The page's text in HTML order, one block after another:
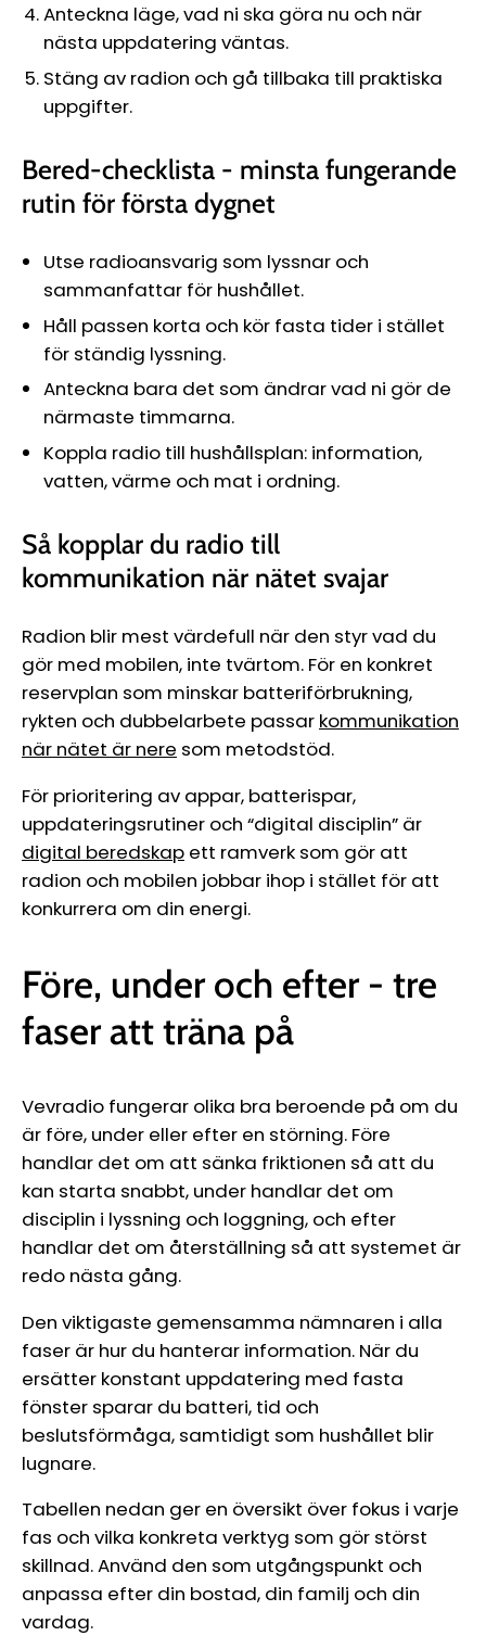
Anteckna läge, vad ni ska göra nu och när
nästa uppdatering väntas.
Stäng av radion och gå tillbaka till praktiska
uppgifter.
Bered-checklista - minsta fungerande
rutin för första dygnet
Utse radioansvarig som lyssnar och
sammanfattar för hushållet.
Håll passen korta och kör fasta tider i stället
för ständig lyssning.
Anteckna bara det som ändrar vad ni gör de
närmaste timmarna.
Koppla radio till hushållsplan: information,
vatten, värme och mat i ordning.
Så kopplar du radio till
kommunikation när nätet svajar
Radion blir mest värdefull när den styr vad du
gör med mobilen, inte tvärtom. För en konkret
reservplan som minskar batteriförbrukning,
rykten och dubbelarbete passar kommunikation
när nätet är nere som metodstöd.
För prioritering av appar, batterispar,
uppdateringsrutiner och “digital disciplin” är
digital beredskap ett ramverk som gör att
radion och mobilen jobbar ihop i stället för att
konkurrera om din energi.
Före, under och efter - tre
faser att träna på
Vevradio fungerar olika bra beroende på om du
är före, under eller efter en störning. Före
handlar det om att sänka friktionen så att du
kan starta snabbt, under handlar det om
disciplin i lyssning och loggning, och efter
handlar det om återställning så att systemet är
redo nästa gång.
Den viktigaste gemensamma nämnaren i alla
faser är hur du hanterar information. När du
ersätter konstant uppdatering med fasta
fönster sparar du batteri, tid och
beslutsförmåga, samtidigt som hushållet blir
lugnare.
Tabellen nedan ger en översikt över fokus i varje
fas och vilka konkreta verktyg som gör störst
skillnad. Använd den som utgångspunkt och
anpassa efter din bostad, din familj och din
vardag.